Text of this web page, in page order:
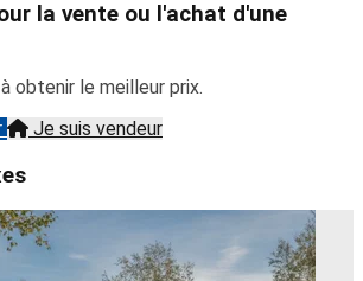
la vente ou l'achat d'une
obtenir le meilleur prix.
Je suis vendeur